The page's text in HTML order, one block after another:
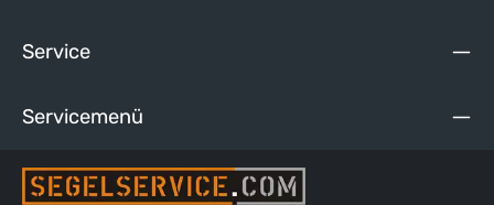
Service
Servicemenü